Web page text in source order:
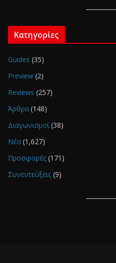
Κατηγορίες
Guides (35)
Preview (2)
Reviews (257)
Άρθρα (148)
Διαγωνισμοί(38)
Νέα (1,627)
Προσφορές (171)
Συνεντεύξεις (9)